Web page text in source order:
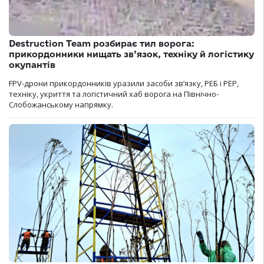
Destruction Team розбирає тил ворога:
прикордонники нищать зв’язок, техніку й логістику
окупантів
FPV-дрони прикордонників уразили засоби зв’язку, РЕБ і РЕР,
техніку, укриття та логістичний хаб ворога на Північно-
Слобожанському напрямку.